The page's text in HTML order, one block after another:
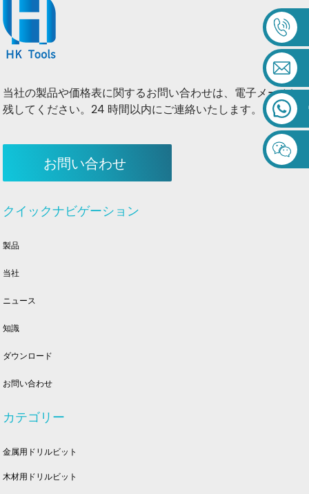
当社の製品や価格表に関するお問い合わせは、電子メールに
残してください。24 時間以内にご連絡いたします。
お問い合わせ
クイックナビゲーション
製品
当社
ニュース
知識
ダウンロード
お問い合わせ
カテゴリー
金属用ドリルビット
木材用ドリルビット